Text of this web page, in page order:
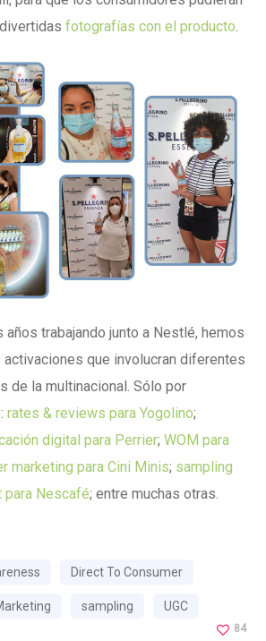
fotografías con el producto.
trabajando junto a Nestlé, hemos
que involucran diferentes
de la multinacional. Sólo por
rates & reviews para Yogolino;
digital para Perrier;WOM para
marketing para Cini Minis; sampling
para Nescafé; entre muchas otras.
Direct To Consumer
sampling UGC
84